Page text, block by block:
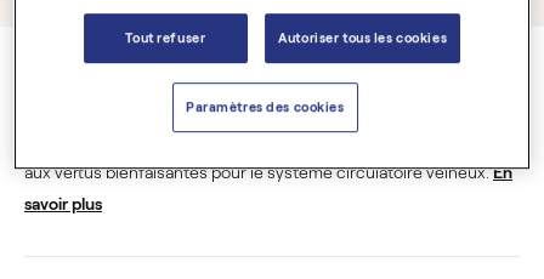
Parmi les cupressacées, le cyprès se distingue par sa longévité
aux vertus bienfaisantes pour le système circulatoire veineux.En
savoir plus
Tout refuser Autoriser tous les cookies
Paramètres des cookies